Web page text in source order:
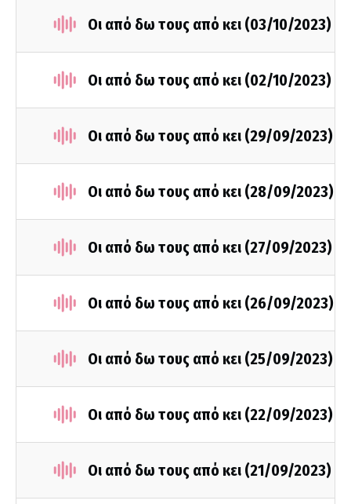
Οι από δω τους από κει (03/10/2023)
Οι από δω τους από κει (02/10/2023)
Οι από δω τους από κει (29/09/2023)
Οι από δω τους από κει (28/09/2023)
Οι από δω τους από κει (27/09/2023)
Οι από δω τους από κει (26/09/2023)
Οι από δω τους από κει (25/09/2023)
Οι από δω τους από κει (22/09/2023)
Οι από δω τους από κει (21/09/2023)